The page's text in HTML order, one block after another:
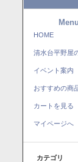
Menu
HOME
清水台平野屋
イベント案内
おすすめの商
カートを見る
マイページへ
カテゴリ